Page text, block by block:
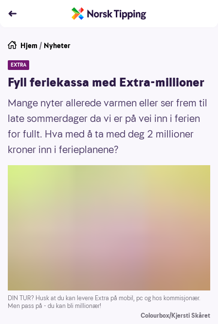
Hjem / Nyheter
EXTRA
Fyll feriekassa med Extra-millioner
Mange nyter allerede varmen eller ser frem til
late sommerdager da vi er på vei inn i ferien
for fullt. Hva med å ta med deg 2 millioner
kroner inn i ferieplanene?
DIN TUR? Husk at du kan levere Extra på mobil, pc og hos kommisjonær.
Men pass på - du kan bli millionær!
Colourbox/Kjersti Skåret